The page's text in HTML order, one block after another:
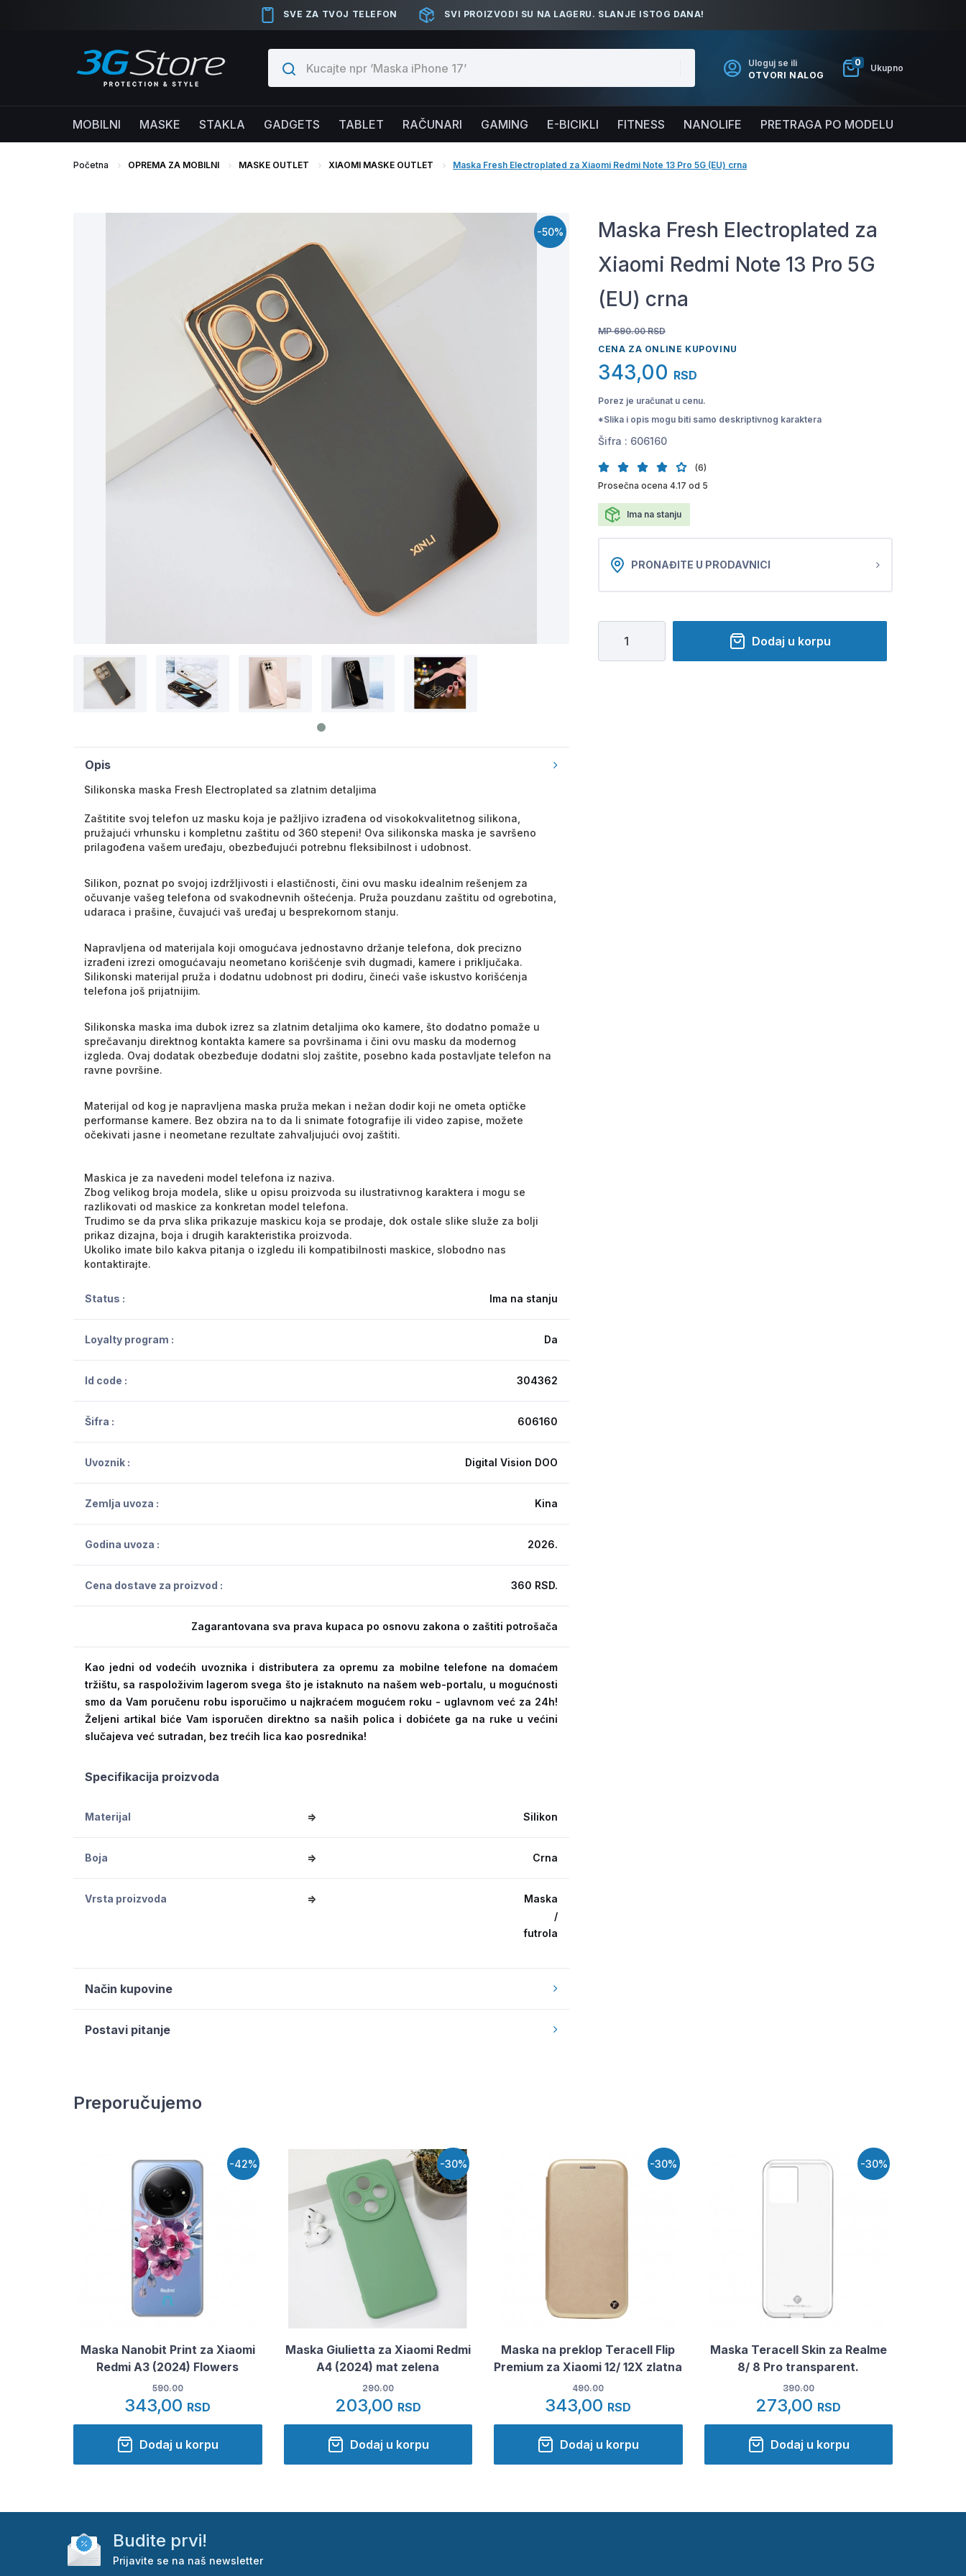
SVE ZA TVOJ TELEFON SVI PROIZVODI SU NA LAGERU. SLANJE ISTOG DANA!
Uloguj se ili
OTVORI NALOG
0
Ukupno
MOBILNI MASKE STAKLA GADGETS TABLET RAČUNARI GAMING E-BICIKLI FITNESS NANOLIFE PRETRAGA PO MODELU
Početna OPREMA ZA MOBILNI MASKE OUTLET XIAOMI MASKE OUTLET Maska Fresh Electroplated za Xiaomi Redmi Note 13 Pro 5G (EU) crna
-50%
Opis
Silikonska maska Fresh Electroplated sa zlatnim detaljima
Zaštitite svoj telefon uz masku koja je pažljivo izrađena od visokokvalitetnog silikona,
pružajući vrhunsku i kompletnu zaštitu od 360 stepeni! Ova silikonska maska je savršeno
prilagođena vašem uređaju, obezbeđujući potrebnu fleksibilnost i udobnost.
Silikon, poznat po svojoj izdržljivosti i elastičnosti, čini ovu masku idealnim rešenjem za
očuvanje vašeg telefona od svakodnevnih oštećenja. Pruža pouzdanu zaštitu od ogrebotina,
udaraca i prašine, čuvajući vaš uređaj u besprekornom stanju.
Napravljena od materijala koji omogućava jednostavno držanje telefona, dok precizno
izrađeni izrezi omogućavaju neometano korišćenje svih dugmadi, kamere i priključaka.
Silikonski materijal pruža i dodatnu udobnost pri dodiru, čineći vaše iskustvo korišćenja
telefona još prijatnijim.
Silikonska maska ima dubok izrez sa zlatnim detaljima oko kamere, što dodatno pomaže u
sprečavanju direktnog kontakta kamere sa površinama i čini ovu masku da modernog
izgleda. Ovaj dodatak obezbeđuje dodatni sloj zaštite, posebno kada postavljate telefon na
ravne površine.
Materijal od kog je napravljena maska pruža mekan i nežan dodir koji ne ometa optičke
performanse kamere. Bez obzira na to da li snimate fotografije ili video zapise, možete
očekivati jasne i neometane rezultate zahvaljujući ovoj zaštiti.
Maskica je za navedeni model telefona iz naziva.
Zbog velikog broja modela, slike u opisu proizvoda su ilustrativnog karaktera i mogu se
razlikovati od maskice za konkretan model telefona.
Trudimo se da prva slika prikazuje maskicu koja se prodaje, dok ostale slike služe za bolji
prikaz dizajna, boja i drugih karakteristika proizvoda.
Ukoliko imate bilo kakva pitanja o izgledu ili kompatibilnosti maskice, slobodno nas
kontaktirajte.
Status : Ima na stanju
Loyalty program : Da
Id code : 304362
Šifra : 606160
Uvoznik : Digital Vision DOO
Zemlja uvoza : Kina
Godina uvoza : 2026.
Cena dostave za proizvod : 360 RSD.
Zagarantovana sva prava kupaca po osnovu zakona o zaštiti potrošača
Kao jedni od vodećih uvoznika i distributera za opremu za mobilne telefone na domaćem
tržištu, sa raspoloživim lagerom svega što je istaknuto na našem web-portalu, u mogućnosti
smo da Vam poručenu robu isporučimo u najkraćem mogućem roku - uglavnom već za 24h!
Željeni artikal biće Vam isporučen direktno sa naših polica i dobićete ga na ruke u većini
slučajeva već sutradan, bez trećih lica kao posrednika!
Specifikacija proizvoda
Materijal => Silikon
Boja => Crna
Vrsta proizvoda =>
Maska
/
futrola
Način kupovine
Postavi pitanje
Maska Fresh Electroplated za
Xiaomi Redmi Note 13 Pro 5G
(EU) crna
MP 690.00 RSD
CENA ZA ONLINE KUPOVINU
343,00 RSD
Porez je uračunat u cenu.
*Slika i opis mogu biti samo deskriptivnog karaktera
Šifra : 606160
(6)
Prosečna ocena 4.17 od 5
Ima na stanju
PRONAĐITE U PRODAVNICI
Dodaj u korpu
Preporučujemo
-42%
Maska Nanobit Print za Xiaomi
Redmi A3 (2024) Flowers
590.00
343,00 RSD
Dodaj u korpu
-30%
Maska Giulietta za Xiaomi Redmi
A4 (2024) mat zelena
290.00
203,00 RSD
Dodaj u korpu
-30%
Maska na preklop Teracell Flip
Premium za Xiaomi 12/ 12X zlatna
490.00
343,00 RSD
Dodaj u korpu
-30%
Maska Teracell Skin za Realme
8/ 8 Pro transparent.
390.00
273,00 RSD
Dodaj u korpu
Budite prvi!
Prijavite se na naš newsletter